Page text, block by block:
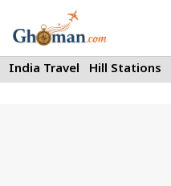
to
content
India Travel Hill Stations